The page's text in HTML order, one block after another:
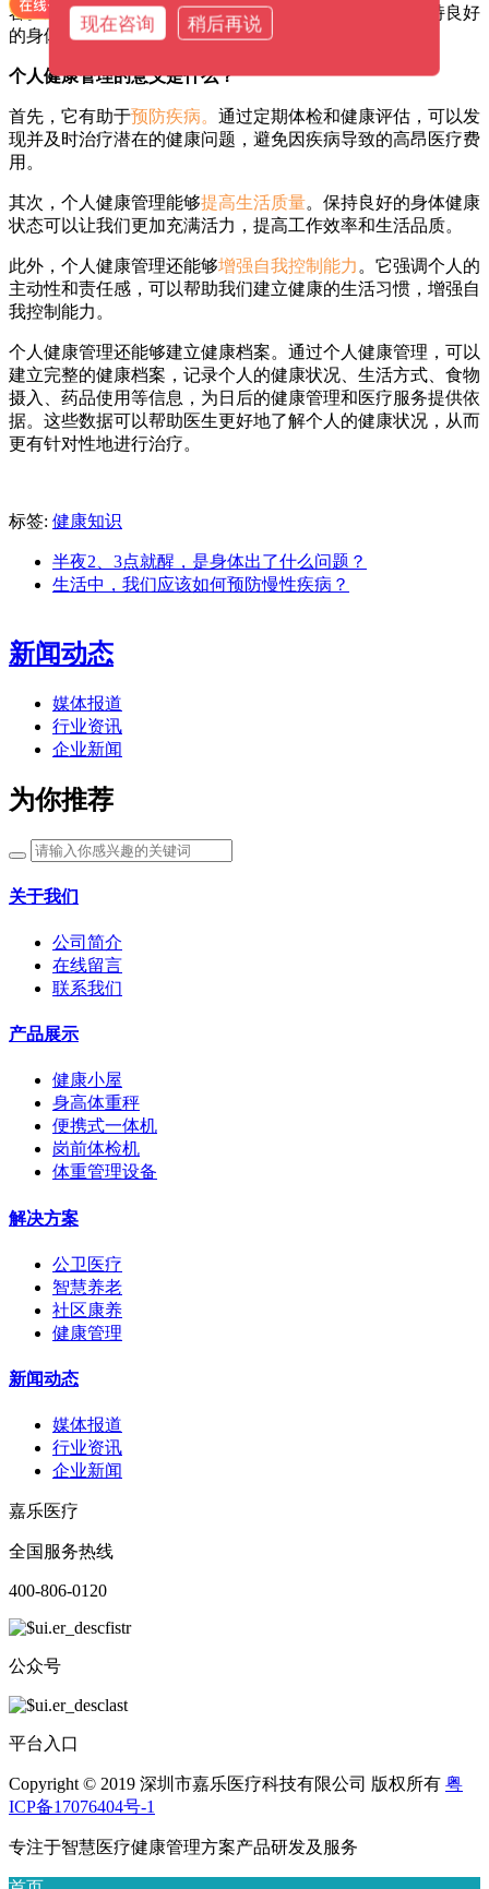
容。通过这些方法，可以及时发现并预防潜在疾病，保持良好
的身体健康状态。
个人健康管理的意义是什么？
首先，它有助于预防疾病。 通过定期体检和健康评估，可以发
现并及时治疗潜在的健康问题，避免因疾病导致的高昂医疗费
用。
其次，个人健康管理能够提高生活质量。保持良好的身体健康
状态可以让我们更加充满活力，提高工作效率和生活品质。
此外，个人健康管理还能够增强自我控制能力 。它强调个人的
主动性和责任感，可以帮助我们建立健康的生活习惯，增强自
我控制能力。
个人健康管理还能够建立健康档案。通过个人健康管理，可以
建立完整的健康档案，记录个人的健康状况、生活方式、食物
摄入、药品使用等信息，为日后的健康管理和医疗服务提供依
据。这些数据可以帮助医生更好地了解个人的健康状况，从而
更有针对性地进行治疗。
标签: 健康知识
半夜2、3点就醒，是身体出了什么问题？
生活中，我们应该如何预防慢性疾病？
新闻动态
媒体报道
行业资讯
企业新闻
为你推荐
关于我们
公司简介
在线留言
联系我们
产品展示
健康小屋
身高体重秤
便携式一体机
岗前体检机
体重管理设备
解决方案
公卫医疗
智慧养老
社区康养
健康管理
新闻动态
媒体报道
行业资讯
企业新闻
嘉乐医疗
全国服务热线
400-806-0120
公众号
平台入口
Copyright © 2019 深圳市嘉乐医疗科技有限公司 版权所有 粤
ICP备17076404号-1
专注于智慧医疗健康管理方案产品研发及服务
现在咨询 稍后再说